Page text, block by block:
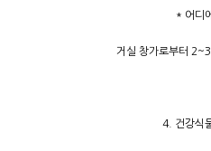
* 어디
거실 창가로부터
4. 건강식